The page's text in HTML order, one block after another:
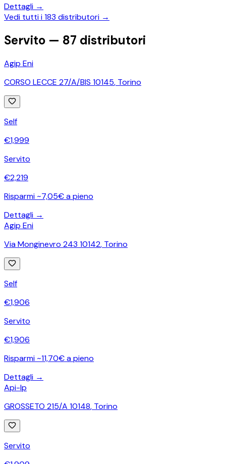
Dettagli →
Vedi tutti i183 distributori →
Servito — 87 distributori
Agip Eni
CORSO LECCE 27/A/BIS 10145, Torino
Self
€1,999
Servito
€2,219
Risparmi ~7,05€ a pieno
Dettagli →
Agip Eni
Via Monginevro 243 10142, Torino
Self
€1,906
Servito
€1,906
Risparmi ~11,70€ a pieno
Dettagli →
Api-Ip
GROSSETO 215/A 10148, Torino
Servito